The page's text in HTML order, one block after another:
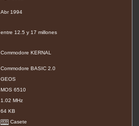
Abr 1994
entre 12.5 y 17 millones
Commodore KERNAL
Commodore BASIC 2.0
GEOS
MOS 6510
1.02 MHz
64 KB
Casete